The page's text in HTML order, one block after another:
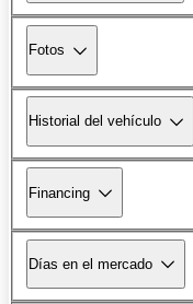
Fotos
Historial del vehículo
Financing
Días en el mercado